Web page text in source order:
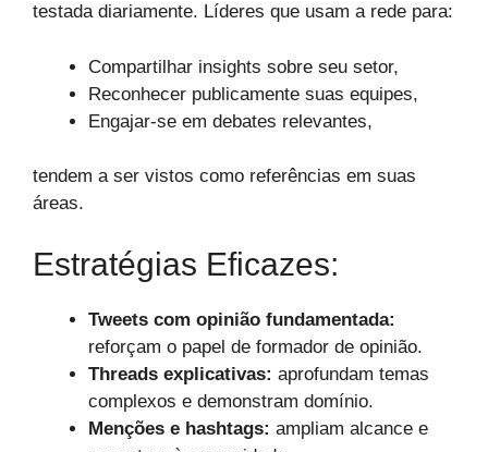
testada diariamente. Líderes que usam a rede para:
Compartilhar insights sobre seu setor,
Reconhecer publicamente suas equipes,
Engajar-se em debates relevantes,
tendem a ser vistos como referências em suas
áreas.
Estratégias Eficazes:
Tweets com opinião fundamentada:
reforçam o papel de formador de opinião.
Threads explicativas: aprofundam temas
complexos e demonstram domínio.
Menções e hashtags: ampliam alcance e